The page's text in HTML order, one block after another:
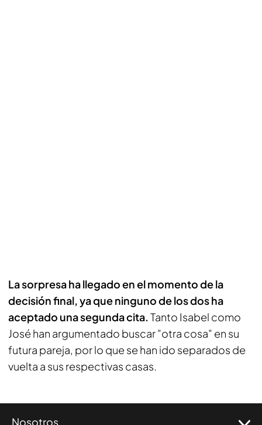
La sorpresa ha llegado en el momento de la
decisión final, ya que ninguno de los dos ha
aceptado una segunda cita.Tanto Isabel como
José han argumentado buscar "otra cosa" en su
futura pareja, por lo que se han ido separados de
vuelta a sus respectivas casas.
Nosotros